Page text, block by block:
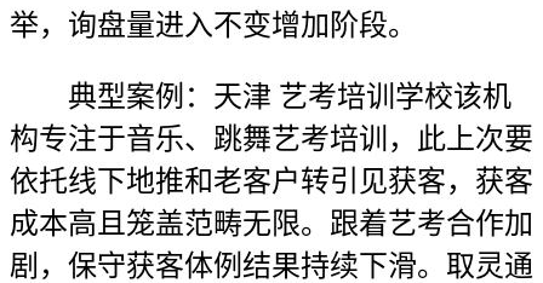
举，询盘量进入不变增加阶段。
典型案例：天津 艺考培训学校该机
构专注于音乐、跳舞艺考培训，此上次要
依托线下地推和老客户转引见获客，获客
成本高且笼盖范畴无限。跟着艺考合作加
剧，保守获客体例结果持续下滑。取灵通